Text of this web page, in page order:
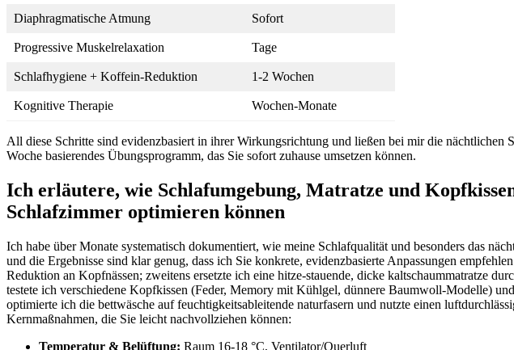
Diaphragmatische Atmung Sofort
Progressive Muskelrelaxation Tage
Schlafhygiene + Koffein‑Reduktion 1-2 Wochen
Kognitive Therapie Wochen-Monate
All diese ‌Schritte‌ sind evidenzbasiert⁤ in ihrer Wirkungsrichtung und ​ließen bei mir die ‍nächtlichen
Woche basierendes Übungsprogramm, das Sie sofort zuhause umsetzen können.
Ich erläutere, wie ‌Schlafumgebung, Matratze und
Schlafzimmer optimieren können
Ich habe über ⁣Monate systematisch dokumentiert, wie meine Schlafqualität und besonders das
und die Ergebnisse sind klar genug, dass‍ ich Sie konkrete, evidenzbasierte Anpassungen
Reduktion an Kopfnässen; zweitens ersetzte ich eine hitze-stauende,⁢ dicke kaltschaummatratze
testete ich verschiedene Kopfkissen (Feder, Memory ⁤mit Kühlgel, ‍dünnere Baumwoll-Modelle)
optimierte ich‍ die bettwäsche auf feuchtigkeitsableitende naturfasern und nutzte einen
Kernmaßnahmen, die Sie leicht nachvollziehen können:
Temperatur & Belüftung: Raum⁤ 16-18 °C, Ventilator/Querluft